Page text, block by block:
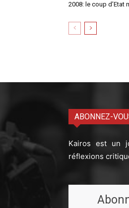
2008: le coup d’Etat
ABONNEZ-
Kairos est un
réflexions